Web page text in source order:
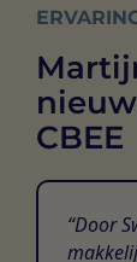
CBEE
Door